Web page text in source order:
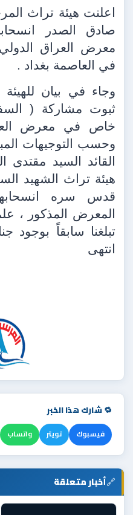
اعلنت هيئة تراث
صادق الصدر
معرض العراق الدولي
في العاصمة بغداد .
وجاء في بيان
ثبوت مشاركة (
خاص في معرض
وحسب التوجيهات
القائد السيد مقتدى
هيئة تراث الشهيد
قدس سره
المعرض المذكور ،
تبلغنا سابقاً
انتهى
🔁 شارك هذا الخبر
فيسبوك تويتر واتساب
🔗أخبار متعلقة